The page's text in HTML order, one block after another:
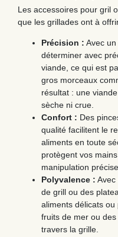
Les accessoires pour gril
que les grillades ont à
Précision : Avec
déterminer avec
viande, ce qui est
gros morceaux
résultat : une
sèche ni crue.
Confort : Des
qualité facilitent le
aliments en toute
protègent vos
manipulation précise.
Polyvalence : Avec
de grill ou des
aliments délicats
fruits de mer ou
travers la grille.